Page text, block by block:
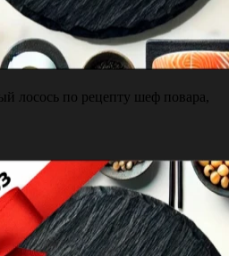
лосось по рецепту шеф повара,